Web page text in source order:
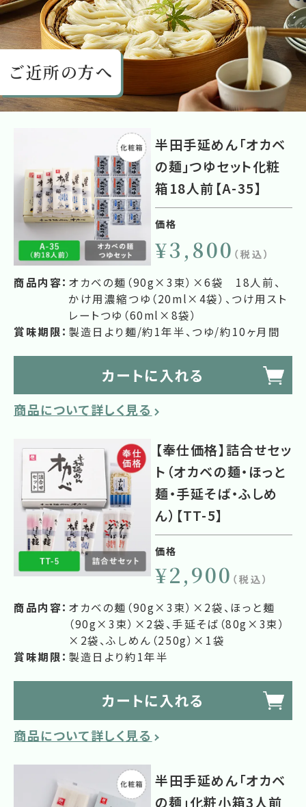
ご近所の方へ
半田手延めん「オカベ
の麺」つゆセット化粧
箱18人前【A-35】
商品内容： オカベの麺（90g×3束）×6袋 18人前、
かけ用濃縮つゆ（20ml×4袋）、つけ用スト
レートつゆ（60ml×8袋）
賞味期限： 製造日より麺/約1年半、つゆ/約10ヶ月間
価格
¥3,800 （税込）
カートに入れる
商品について詳しく見る
【奉仕価格】詰合せセッ
ト（オカベの麺・ほっと
麺・手延そば・ふしめ
ん）【TT-5】
商品内容： オカベの麺（90g×3束）×2袋、ほっと麺
（90g×3束）×2袋、手延そば（80g×3束）
×2袋、ふしめん（250g）×1袋
賞味期限： 製造日より約1年半
価格
¥2,900 （税込）
カートに入れる
商品について詳しく見る
半田手延めん「オカベ
の麺」化粧小箱3人前